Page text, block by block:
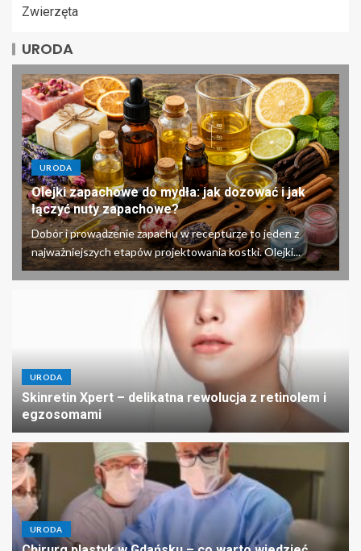
Zwierzęta
URODA
URODA
Olejki zapachowe do mydła: jak dozować i jak
łączyć nuty zapachowe?
Dobór i prowadzenie zapachu w recepturze to jeden z
najważniejszych etapów projektowania kostki. Olejki...
URODA
Skinretin Xpert – delikatna rewolucja z retinolem i
egzosomami
URODA